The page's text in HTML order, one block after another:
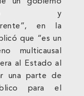
y
en la
que “es un
multicausal
al Estado al
una parte de
para el